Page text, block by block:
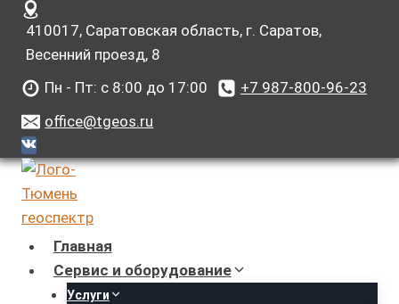
Перейти
содержанию
410017, Саратовская область, г. Саратов,
Весенний проезд, 8
Пн - Пт: с 8:00 до 17:00
+7 987-800-96-23
office@tgeos.ru
Главная
Сервис и оборудование
Услуги